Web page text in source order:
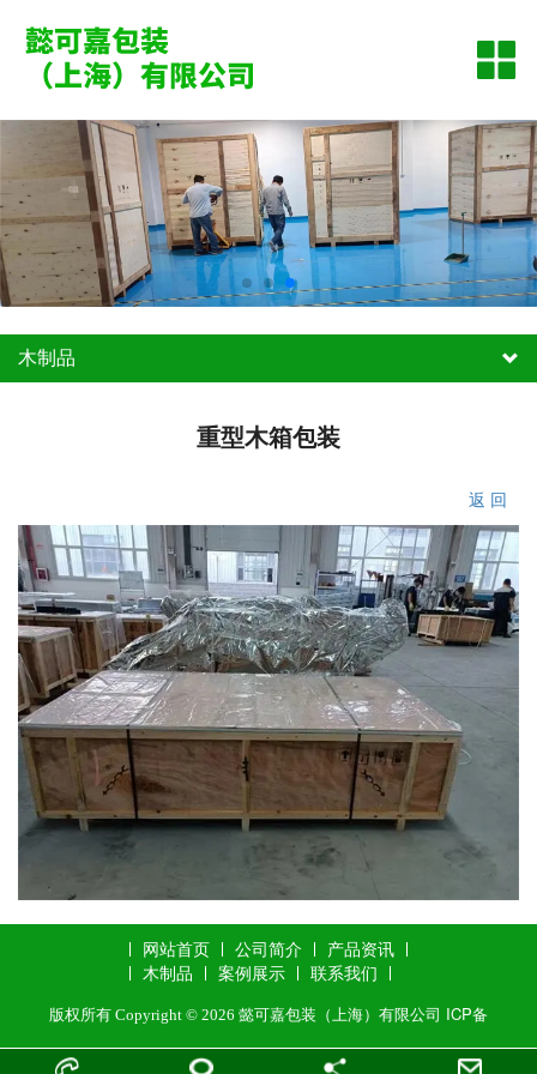
网站首页
公司简介
产品资讯
木制品
木制品
出口包装箱
重型木箱包装
免熏蒸木箱
重型木箱包装
返 回
网站首页 公司简介
产品资讯
木制品
案例展示 联系我们
版权所有 Copyright © 2026 懿可嘉包装（上海）有限公司 ICP备